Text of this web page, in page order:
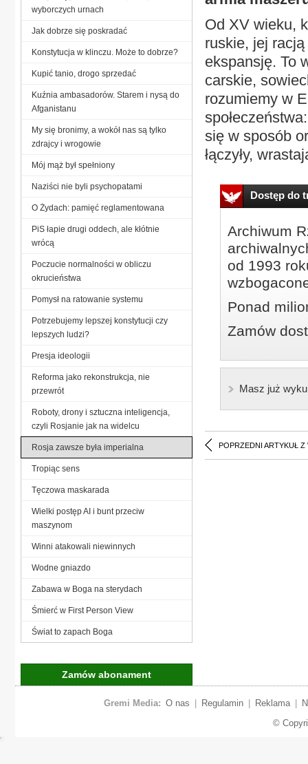
Od XV wieku,
ruskie, jej
ekspansję. To
carskie,
rozumiemy w
się w sposób
łączyły,
Dostęp do
Archiwum
od 1993
Ponad
Zamów
Masz już
POPRZEDNI ARTYKUŁ Z
wyborczych urnach
Jak dobrze się poskradać
Konstytucja w klinczu. Może to dobrze?
Kupić tanio, drogo sprzedać
Kuźnia ambasadorów. Starem i nysą do
Afganistanu
My się bronimy, a wokół nas są tylko
zdrajcy i wrogowie
Mój mąż był spełniony
Naziści nie byli psychopatami
O Żydach: pamięć reglamentowana
PiS łapie drugi oddech, ale kłótnie
wrócą
Poczucie normalności w obliczu
okrucieństwa
Pomysł na ratowanie systemu
Potrzebujemy lepszej konstytucji czy
lepszych ludzi?
Presja ideologii
Reforma jako rekonstrukcja, nie
przewrót
Roboty, drony i sztuczna inteligencja,
czyli Rosjanie jak na widelcu
Rosja zawsze była imperialna
Tropiąc sens
Tęczowa maskarada
Wielki postęp AI i bunt przeciw
maszynom
Winni atakowali niewinnych
Wodne gniazdo
Zabawa w Boga na sterydach
Śmierć w First Person View
Świat to zapach Boga
Zamów abonament
Gremi Media: O nas Regulamin Reklama
©